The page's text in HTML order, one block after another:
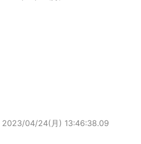
2023/04/24(月) 13:46:38.09